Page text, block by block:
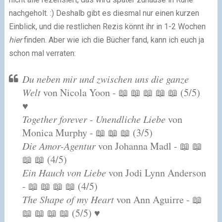
nachgeholt. :) Deshalb gibt es diesmal nur einen kurzen
Einblick, und die restlichen Rezis könnt ihr in 1-2 Wochen
hierfinden. Aber wie ich die Bücher fand, kann ich euch ja
schon mal verraten:
Du neben mir und zwischen uns die ganze
Weltvon Nicola Yoon - 📖 📖 📖 📖 📖 (5/5)
♥
Together forever - Unendliche Liebe von
Monica Murphy - 📖 📖 📖 (3/5)
Die Amor-Agenturvon Johanna Madl - 📖 📖
📖 📖 (4/5)
Ein Hauch von Liebe von Jodi Lynn Anderson
- 📖 📖 📖 📖 (4/5)
The Shape of my Heartvon Ann Aguirre - 📖
📖 📖 📖 📖 (5/5) ♥